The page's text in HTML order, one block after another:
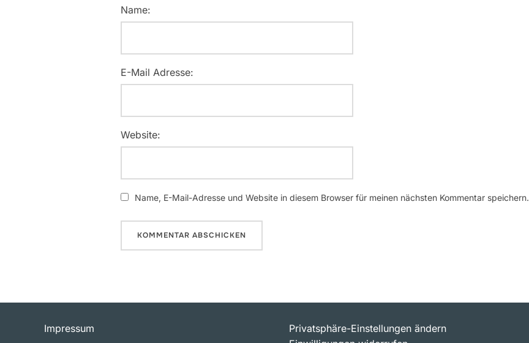
Name:
E-Mail Adresse:
Website:
Name, E-Mail-Adresse und Website in diesem Browser für meinen nächsten Kommentar speichern.
Impressum
Privatsphäre-Einstellungen ändern